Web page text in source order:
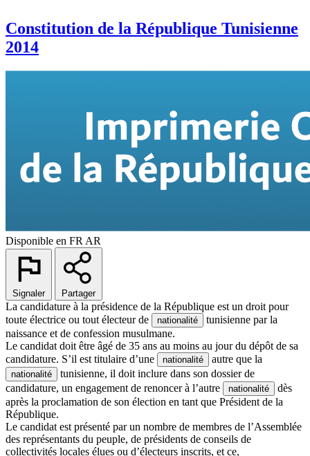
Constitution de la République Tunisienne
2014
Disponible en FR AR
Signaler Partager
La candidature à la présidence de la République est un droit pour
toute électrice ou tout électeur de
nationalité
tunisienne par la
naissance et de confession musulmane.
Le candidat doit être âgé de 35 ans au moins au jour du dépôt de sa
candidature. S’il est titulaire d’une
nationalité autre que la
nationalité
tunisienne, il doit inclure dans son dossier de
candidature, un engagement de renoncer à l’autre
nationalité
dès
après la proclamation de son élection en tant que Président de la
République.
Le candidat est présenté par un nombre de membres de l’Assemblée
des représentants du peuple, de présidents de conseils de
collectivités locales élues ou d’électeurs inscrits, et ce,